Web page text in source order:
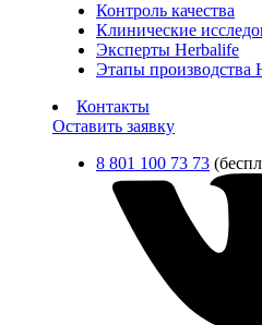
Контроль качества
Клинические
Эксперты Herbalife
Этапы производства
Контакты
Оставить заявку
8 801 100 73 73